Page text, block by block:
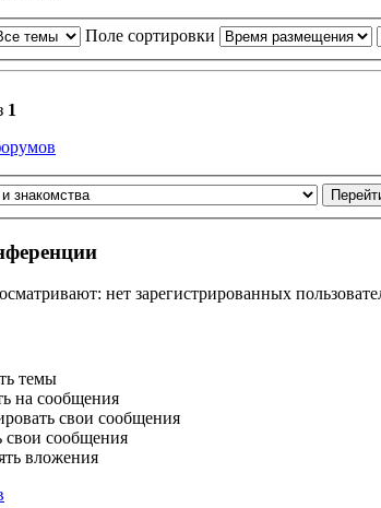
Поле сортировки
1
нет зарегистрированных
темы
на сообщения
свои сообщения
свои сообщения
вложения